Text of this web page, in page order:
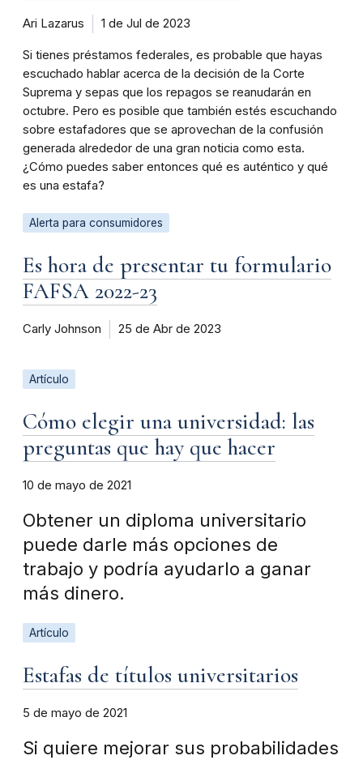
Ari Lazarus 1 de Jul de 2023
Si tienes préstamos federales, es probable que hayas
escuchado hablar acerca de la decisión de la Corte
Suprema y sepas que los repagos se reanudarán en
octubre. Pero es posible que también estés escuchando
sobre estafadores que se aprovechan de la confusión
generada alrededor de una gran noticia como esta.
¿Cómo puedes saber entonces qué es auténtico y qué
es una estafa?
Alerta para consumidores
Es hora de presentar tu formulario
FAFSA 2022-23
Carly Johnson 25 de Abr de 2023
Artículo
Cómo elegir una universidad: las
preguntas que hay que hacer
10 de mayo de 2021
Obtener un diploma universitario
puede darle más opciones de
trabajo y podría ayudarlo a ganar
más dinero.
Artículo
Estafas de títulos universitarios
5 de mayo de 2021
Si quiere mejorar sus probabilidades